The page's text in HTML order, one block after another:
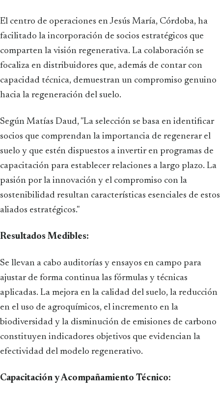
El centro de operaciones en Jesús María, Córdoba, ha
facilitado la incorporación de socios estratégicos que
comparten la visión regenerativa. La colaboración se
focaliza en distribuidores que, además de contar con
capacidad técnica, demuestran un compromiso genuino
hacia la regeneración del suelo.
Según Matías Daud, "La selección se basa en identificar
socios que comprendan la importancia de regenerar el
suelo y que estén dispuestos a invertir en programas de
capacitación para establecer relaciones a largo plazo. La
pasión por la innovación y el compromiso con la
sostenibilidad resultan características esenciales de estos
aliados estratégicos."
Resultados Medibles:
Se llevan a cabo auditorías y ensayos en campo para
ajustar de forma continua las fórmulas y técnicas
aplicadas. La mejora en la calidad del suelo, la reducción
en el uso de agroquímicos, el incremento en la
biodiversidad y la disminución de emisiones de carbono
constituyen indicadores objetivos que evidencian la
efectividad del modelo regenerativo.
Capacitación y Acompañamiento Técnico: